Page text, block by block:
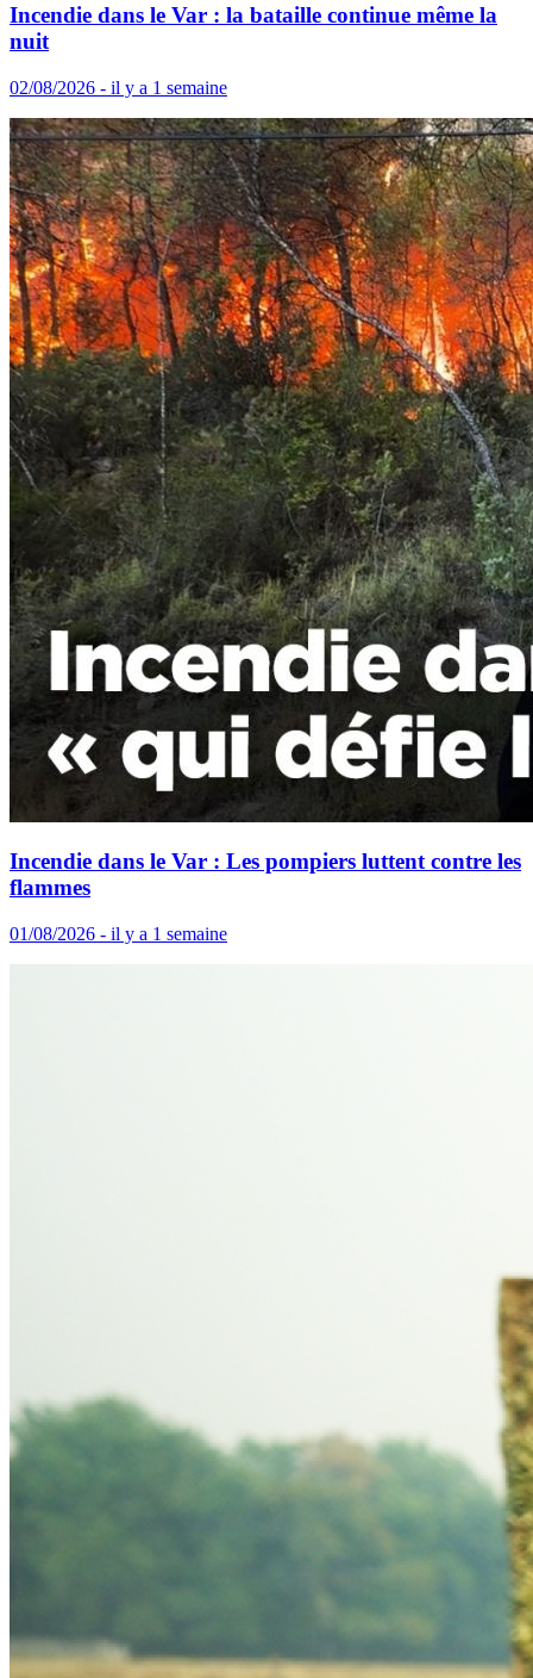
Incendie dans le Var : la bataille continue même la
nuit
02/08/2026 - il y a 1 semaine
Incendie dans le Var : Les pompiers luttent contre les
flammes
01/08/2026 - il y a 1 semaine